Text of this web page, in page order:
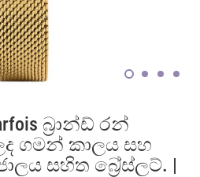
බ්‍රාන්ඩ් රන්
ගමන් කාලය සහ
සහිත බ්‍රේස්ලට්. |